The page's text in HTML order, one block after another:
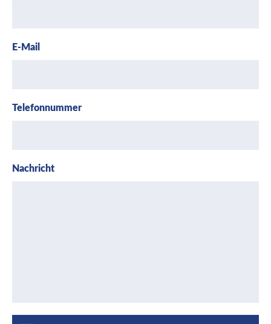
E-Mail
Telefonnummer
Nachricht